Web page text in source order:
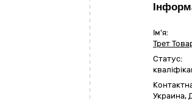
Ім'я:
Трет
Статус:
Украина,